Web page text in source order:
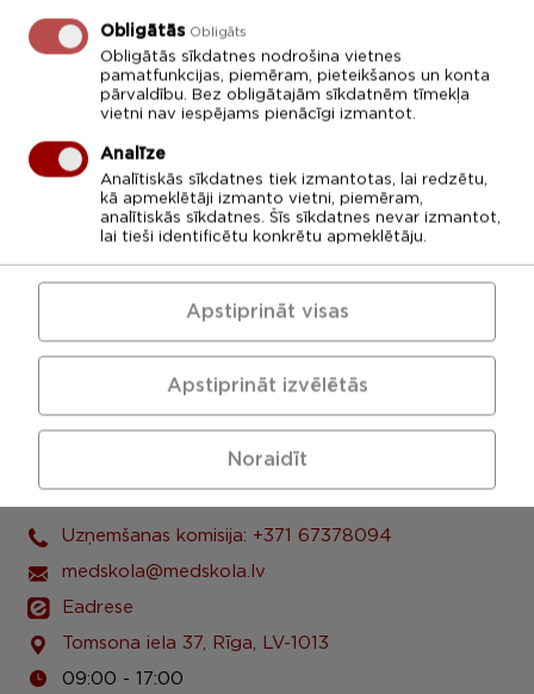
25 26 27
Diemžēl šajā sadaļā ierakstu nav!
LU Rīgas 1. medicīnas koledža
Uzņemšanas komisija: +371 67378094
medskola@medskola.lv
Eadrese
Tomsona iela 37, Rīga, LV-1013
09:00 - 17:00
Obligātās Obligāts
Obligātās sīkdatnes nodrošina vietnes
pamatfunkcijas, piemēram, pieteikšanos un konta
pārvaldību. Bez obligātajām sīkdatnēm tīmekļa
vietni nav iespējams pienācīgi izmantot.
Analīze
Analītiskās sīkdatnes tiek izmantotas, lai redzētu,
kā apmeklētāji izmanto vietni, piemēram,
analītiskās sīkdatnes. Šīs sīkdatnes nevar izmantot,
lai tieši identificētu konkrētu apmeklētāju.
Noraidīt
Apstiprināt izvēlētās
Apstiprināt visas